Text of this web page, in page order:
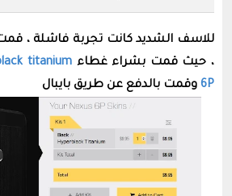
للاسف الشديد كانت تجربة فاشلة ،
، حيث قمت بشراء غطاءtitanium
6P وقمت بالدفع عن طريق بايبال